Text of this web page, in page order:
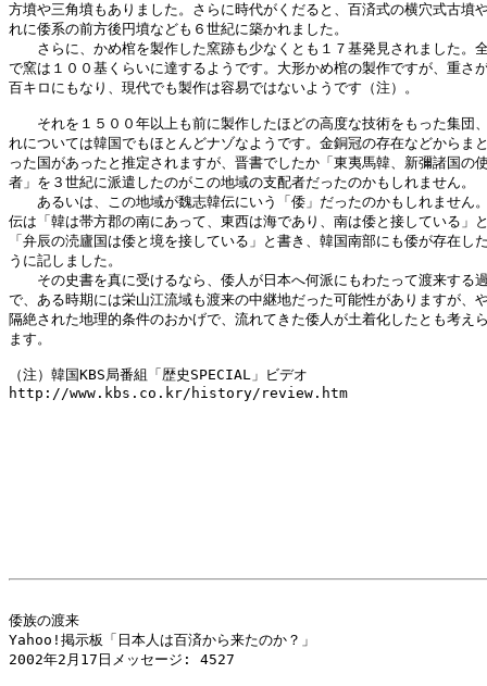
方墳や三角墳もありました。さらに時代がくだると、百済式の横穴式古墳
れに倭系の前方後円墳なども６世紀に築かれました。
さらに、かめ棺を製作した窯跡も少なくとも１７基発見されました。
で窯は１００基くらいに達するようです。大形かめ棺の製作ですが、重さ
百キロにもなり、現代でも製作は容易ではないようです（注）。
それを１５００年以上も前に製作したほどの高度な技術をもった集団
れについては韓国でもほとんどナゾなようです。金銅冠の存在などからま
った国があったと推定されますが、晋書でしたか「東夷馬韓、新彌諸国の
者」を３世紀に派遣したのがこの地域の支配者だったのかもしれません。
あるいは、この地域が魏志韓伝にいう「倭」だったのかもしれません
伝は「韓は帯方郡の南にあって、東西は海であり、南は倭と接している」
「弁辰の涜廬国は倭と境を接している」と書き、韓国南部にも倭が存在し
うに記しました。
その史書を真に受けるなら、倭人が日本へ何派にもわたって渡来する
で、ある時期には栄山江流域も渡来の中継地だった可能性がありますが、
隔絶された地理的条件のおかげで、流れてきた倭人が土着化したとも考え
ます。
（注）韓国KBS局番組「歴史SPECIAL」ビデオ
http://www.kbs.co.kr/history/review.htm
倭族の渡来
Yahoo!掲示板「日本人は百済から来たのか？」
2002年2月17日メッセージ: 4527